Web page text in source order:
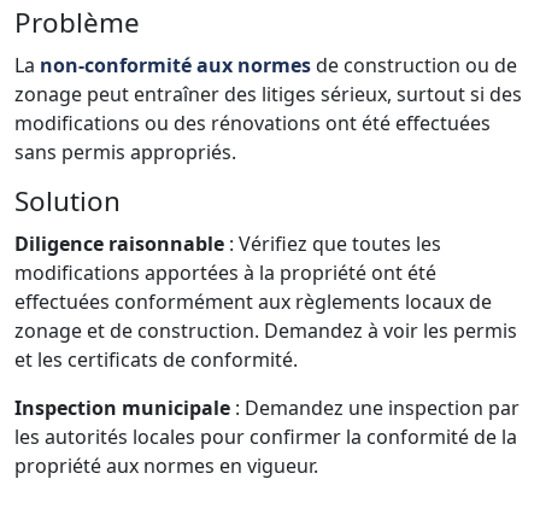
Problème
La non-conformité aux normesde construction ou de
zonage peut entraîner des litiges sérieux, surtout si des
modifications ou des rénovations ont été effectuées
sans permis appropriés.
Solution
Diligence raisonnable : Vérifiez que toutes les
modifications apportées à la propriété ont été
effectuées conformément aux règlements locaux de
zonage et de construction. Demandez à voir les permis
et les certificats de conformité.
Inspection municipale : Demandez une inspection par
les autorités locales pour confirmer la conformité de la
propriété aux normes en vigueur.